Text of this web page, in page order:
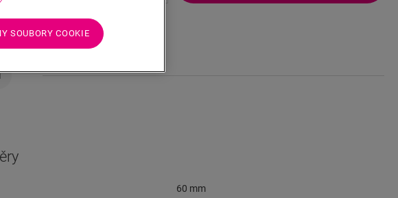
60 mm
SOUBORY COOKIE